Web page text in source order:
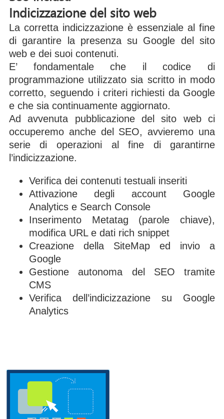
Indicizzazione del sito web
La corretta indicizzazione è essenziale al fine
di garantire la presenza su Google del sito
web e dei suoi contenuti.
E’ fondamentale che il codice di
programmazione utilizzato sia scritto in modo
corretto, seguendo i criteri richiesti da Google
e che sia continuamente aggiornato.
Ad avvenuta pubblicazione del sito web ci
occuperemo anche del SEO, avvieremo una
serie di operazioni al fine di garantirne
l’indicizzazione.
Verifica dei contenuti testuali inseriti
Attivazione degli account Google
Analytics e Search Console
Inserimento Metatag (parole chiave),
modifica URL e dati rich snippet
Creazione della SiteMap ed invio a
Google
Gestione autonoma del SEO tramite
CMS
Verifica dell’indicizzazione su Google
Analytics